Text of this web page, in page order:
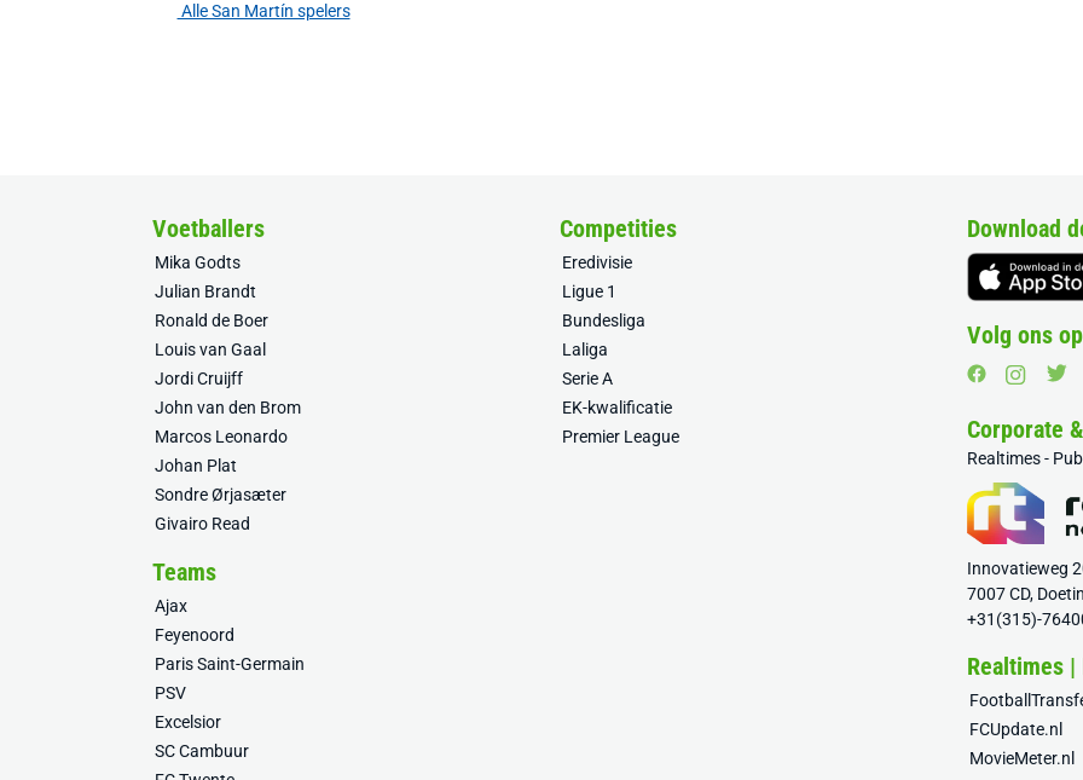
Alle San Martín spelers
Voetballers
Mika Godts
Julian Brandt
Ronald de Boer
Louis van Gaal
Jordi Cruijff
John van den Brom
Marcos Leonardo
Johan Plat
Sondre Ørjasæter
Givairo Read
Competities
Eredivisie
Ligue 1
Bundesliga
Laliga
Serie A
EK-kwalificatie
Premier League
Teams
Ajax
Feyenoord
Paris Saint-Germain
PSV
Excelsior
SC Cambuur
Download
Volg ons
Corporate
Realtimes -
Innovatieweg
7007 CD,
+31(315)-
Realtimes
FCUpdate.nl
MovieMeter.nl